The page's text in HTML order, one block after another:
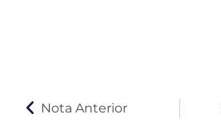
Nota Anterior